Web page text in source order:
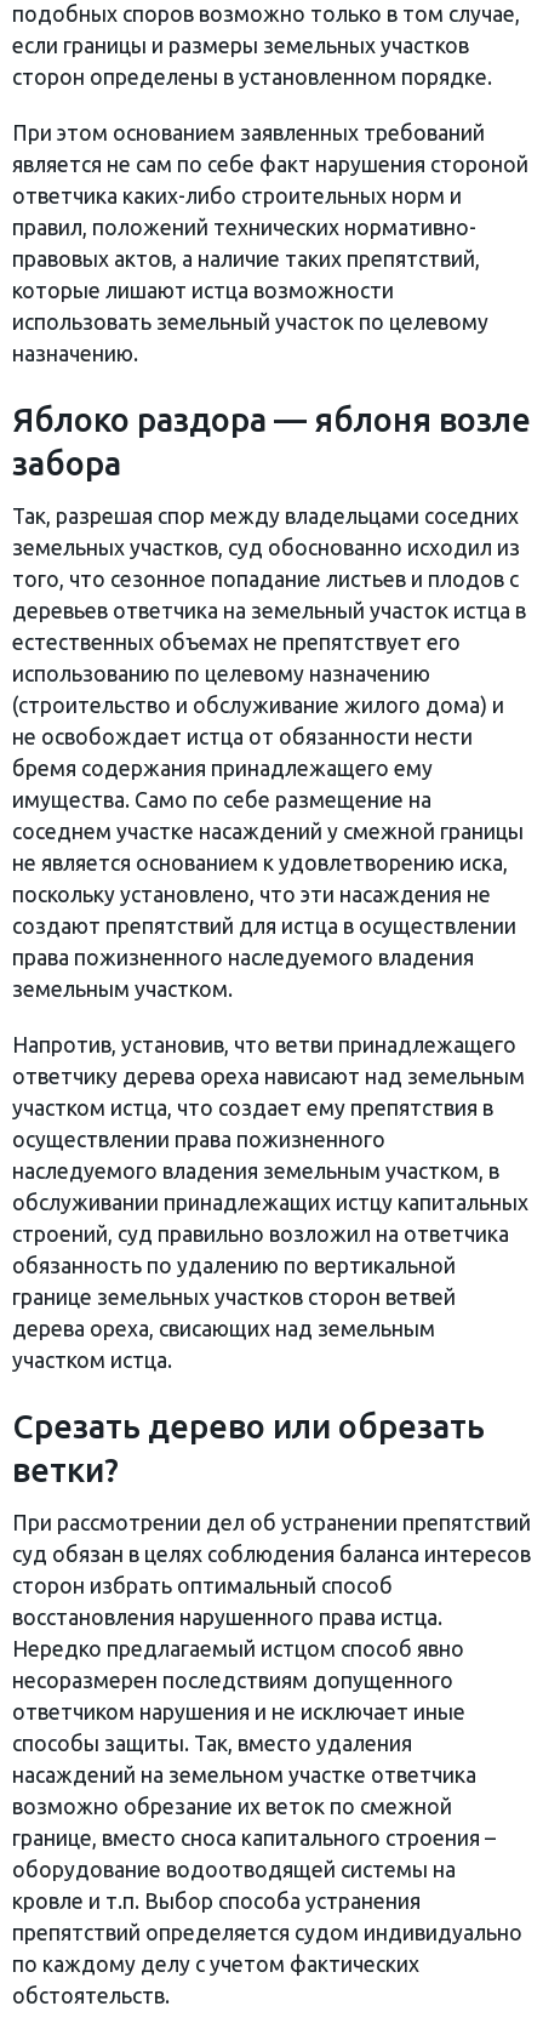
подобных споров возможно только в том случае,
если границы и размеры земельных участков
сторон определены в установленном порядке.
При этом основанием заявленных требований
является не сам по себе факт нарушения стороной
ответчика каких-либо строительных норм и
правил, положений технических нормативно-
правовых актов, а наличие таких препятствий,
которые лишают истца возможности
использовать земельный участок по целевому
назначению.
Яблоко раздора — яблоня возле
забора
Так, разрешая спор между владельцами соседних
земельных участков, суд обоснованно исходил из
того, что сезонное попадание листьев и плодов с
деревьев ответчика на земельный участок истца в
естественных объемах не препятствует его
использованию по целевому назначению
(строительство и обслуживание жилого дома) и
не освобождает истца от обязанности нести
бремя содержания принадлежащего ему
имущества. Само по себе размещение на
соседнем участке насаждений у смежной границы
не является основанием к удовлетворению иска,
поскольку установлено, что эти насаждения не
создают препятствий для истца в осуществлении
права пожизненного наследуемого владения
земельным участком.
Напротив, установив, что ветви принадлежащего
ответчику дерева ореха нависают над земельным
участком истца, что создает ему препятствия в
осуществлении права пожизненного
наследуемого владения земельным участком, в
обслуживании принадлежащих истцу капитальных
строений, суд правильно возложил на ответчика
обязанность по удалению по вертикальной
границе земельных участков сторон ветвей
дерева ореха, свисающих над земельным
участком истца.
Срезать дерево или обрезать
ветки?
При рассмотрении дел об устранении препятствий
суд обязан в целях соблюдения баланса интересов
сторон избрать оптимальный способ
восстановления нарушенного права истца.
Нередко предлагаемый истцом способ явно
несоразмерен последствиям допущенного
ответчиком нарушения и не исключает иные
способы защиты. Так, вместо удаления
насаждений на земельном участке ответчика
возможно обрезание их веток по смежной
границе, вместо сноса капитального строения –
оборудование водоотводящей системы на
кровле и т.п. Выбор способа устранения
препятствий определяется судом индивидуально
по каждому делу с учетом фактических
обстоятельств.